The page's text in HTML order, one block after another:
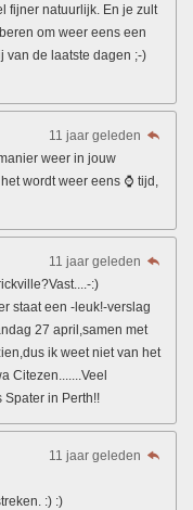
fijner natuurlijk. En je zult
om weer eens een
van de laatste dagen ;-)
11 jaar geleden
weer in jouw
wordt weer eens ⌚ tijd,
11 jaar geleden
:)
staat een -leuk!-verslag
27 april,samen met
ik weet niet van het
Citezen.......Veel
Spater in Perth!!
11 jaar geleden
:) :)